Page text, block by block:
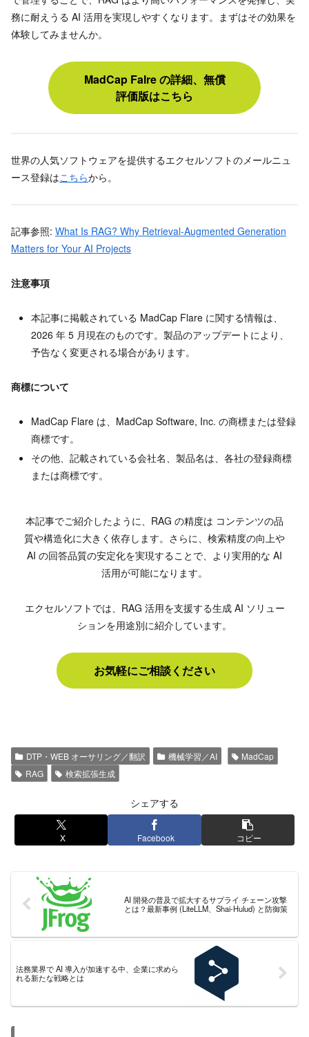
務に耐えうる AI 活用を実現しやすくなります。まずはその効果を
体験してみませんか。
MadCap Falre の詳細、無償
評価版はこちら
世界の人気ソフトウェアを提供するエクセルソフトのメールニュ
ース登録はこちらから。
記事参照: What Is RAG? Why Retrieval-Augmented Generation
Matters for Your AI Projects
注意事項
本記事に掲載されている MadCap Flare に関する情報は、
2026 年 5 月現在のものです。製品のアップデートにより、
予告なく変更される場合があります。
商標について
MadCap Flare は、MadCap Software, Inc. の商標または登録
商標です。
その他、記載されている会社名、製品名は、各社の登録商標
または商標です。
本記事でご紹介したように、RAG の精度は コンテンツの品
質や構造化に大きく依存します。さらに、検索精度の向上や
AI の回答品質の安定化を実現することで、より実用的な AI
活用が可能になります。
エクセルソフトでは、RAG 活用を支援する生成 AI ソリュー
ションを用途別に紹介しています。
お気軽にご相談ください
DTP・WEB オーサリング／翻訳 機械学習／AI
MadCap
RAG
検索拡張生成
シェアする
X Facebook コピー
AI 開発の普及で拡大するサプライ チェーン攻撃
とは？最新事例 (LiteLLM、Shai-Hulud) と防御策
法務業界で AI 導入が加速する中、企業に求めら
れる新たな戦略とは